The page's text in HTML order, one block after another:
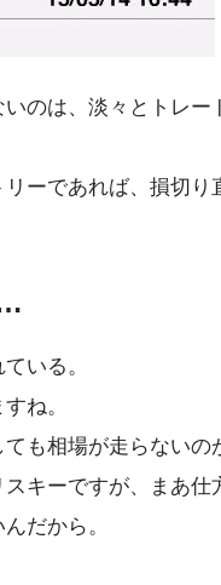
のは、淡々とトレー
ーであれば、損切り
いる。
ね。
も相場が走らないの
キーですが、まあ仕
だから。